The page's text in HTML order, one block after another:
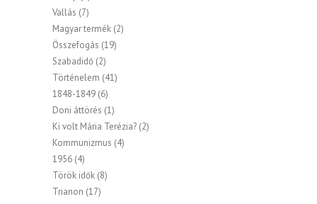
Vallás (7)
Magyar termék (2)
Összefogás (19)
Szabadidő (2)
Történelem (41)
1848-1849 (6)
Doni áttörés (1)
Ki volt Mária Terézia? (2)
Kommunizmus (4)
1956 (4)
Török idők (8)
Trianon (17)